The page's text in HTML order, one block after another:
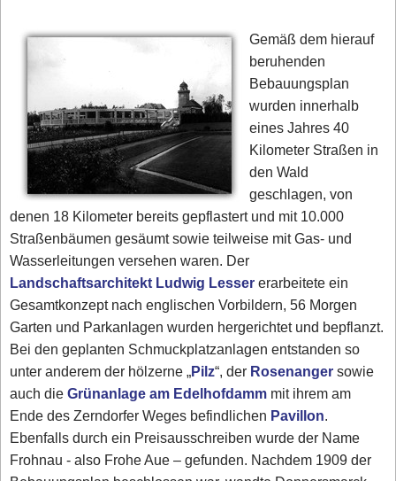
Gemäß dem hierauf
beruhenden
Bebauungsplan
wurden innerhalb
eines Jahres 40
Kilometer Straßen in
den Wald
geschlagen, von
denen 18 Kilometer bereits gepflastert und mit 10.000
Straßenbäumen gesäumt sowie teilweise mit Gas- und
Wasserleitungen versehen waren. Der
Landschaftsarchitekt Ludwig Lessererarbeitete ein
Gesamtkonzept nach englischen Vorbildern, 56 Morgen
Garten und Parkanlagen wurden hergerichtet und bepflanzt.
Bei den geplanten Schmuckplatzanlagen entstanden so
unter anderem der hölzerne „Pilz“, der Rosenangersowie
auch dieGrünanlage am Edelhofdamm mit ihrem am
Ende des Zerndorfer Weges befindlichen Pavillon.
Ebenfalls durch ein Preisausschreiben wurde der Name
Frohnau - also Frohe Aue – gefunden. Nachdem 1909 der